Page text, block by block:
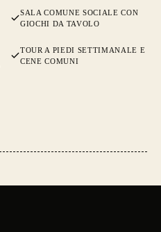
SALA COMUNE SOCIALE CON
GIOCHI DA TAVOLO
TOUR A PIEDI SETTIMANALE E
CENE COMUNI